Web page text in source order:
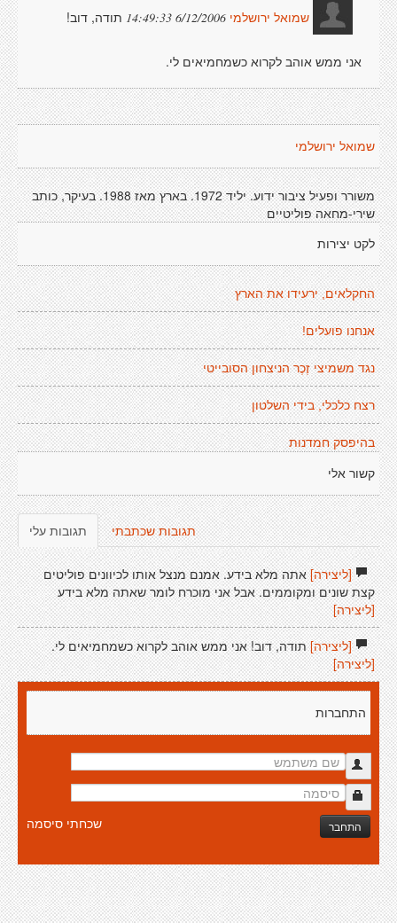
שמואל ירושלמי 6/12/2006 14:49:33 תודה, דוב!
אני ממש אוהב לקרוא כשמחמיאים לי.
שמואל ירושלמי
משורר ופעיל ציבור ידוע. יליד 1972. בארץ מאז 1988. בעיקר, כותב
שירי-מחאה פוליטיים
לקט יצירות
החקלאים, ירעידו את הארץ
אנחנו פועלים!
נגד משמיצי זֶכֶר הניצחון הסובייטי
רצח כלכלי, בידי השלטון
בהיפסק חמדנות
קשור אלי
תגובות עלי תגובות שכתבתי
[ליצירה]אתה מלא בידע. אמנם מנצל אותו לכיוונים פוליטים
קצת שונים ומקוממים. אבל אני מוכרח לומר שאתה מלא בידע
[ליצירה]
[ליצירה]תודה, דוב! אני ממש אוהב לקרוא כשמחמיאים לי.
[ליצירה]
התחברות
התחבר שכחתי סיסמה